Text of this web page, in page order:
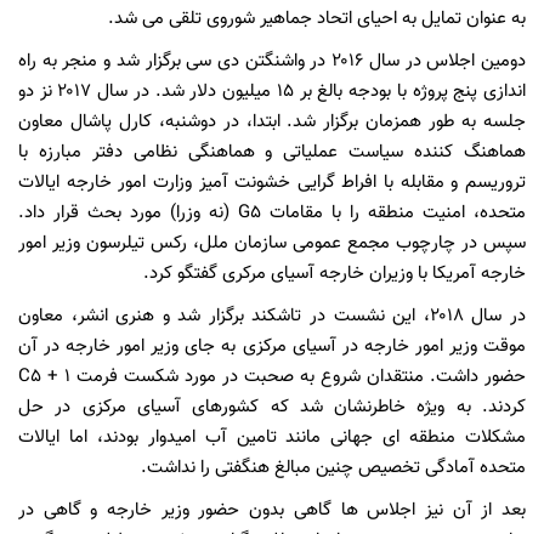
به عنوان تمایل به احیای اتحاد جماهیر شوروی تلقی می شد.
دومین اجلاس در سال ۲۰۱۶ در واشنگتن دی سی برگزار شد و منجر به راه
اندازی پنج پروژه با بودجه بالغ بر ۱۵ میلیون دلار شد. در سال ۲۰۱۷ نز دو
جلسه به طور همزمان برگزار شد. ابتدا، در دوشنبه، کارل پاشال معاون
هماهنگ کننده سیاست عملیاتی و هماهنگی نظامی دفتر مبارزه با
تروریسم و ‌مقابله با افراط گرایی خشونت آمیز وزارت امور خارجه ایالات
متحده، امنیت منطقه را با مقامات G۵ (نه وزرا) مورد بحث قرار داد.
سپس در چارچوب مجمع عمومی سازمان ملل، رکس تیلرسون وزیر امور
خارجه آمریکا با وزیران خارجه آسیای مرکری گفتگو کرد.
در سال ۲۰۱۸، این نشست در تاشکند برگزار شد و هنری انشر، معاون
موقت وزیر امور خارجه در آسیای مرکزی به جای وزیر امور خارجه در آن
حضور داشت. منتقدان شروع به صحبت در مورد شکست فرمت C۵ + ۱
کردند. به ویژه خاطرنشان شد که کشورهای آسیای مرکزی در حل
مشکلات منطقه ای جهانی مانند تامین آب امیدوار بودند، اما ایالات
متحده آمادگی تخصیص چنین مبالغ هنگفتی را نداشت.
بعد از آن نیز اجلاس ها گاهی بدون حضور وزیر خارجه و گاهی در